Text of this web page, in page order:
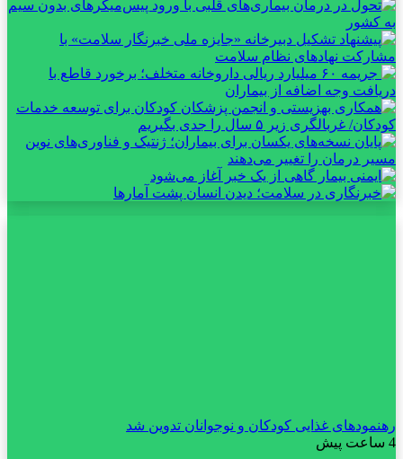
رهنمودهای غذایی کودکان و نوجوانان تدوین شد
4 ساعت پیش